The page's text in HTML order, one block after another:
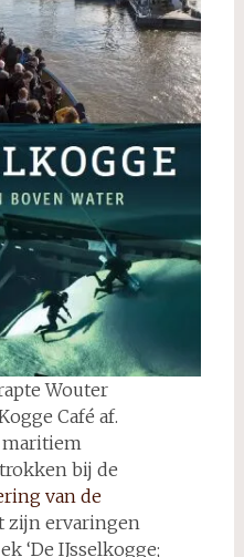
Wouter
Café af.
maritiem
bij de
van de
zijn ervaringen
‘De IJsselkogge;